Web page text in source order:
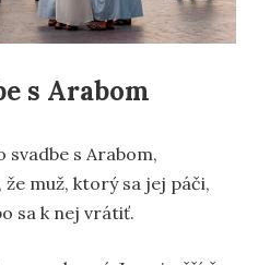
s Arabom
svadbe s Arabom,
muž, ktorý sa jej páči,
sa k nej vrátiť.